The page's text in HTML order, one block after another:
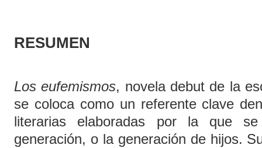
RESUMEN
Los eufemismos, novela debut de la
se coloca como un referente clave
literarias elaboradas por la que
generación, o la generación de hijos.